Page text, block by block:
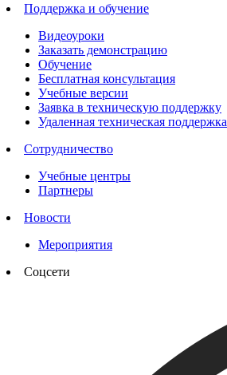
Поддержка и обучение
Видеоуроки
Заказать демонстрацию
Обучение
Бесплатная консультация
Учебные версии
Заявка в техническую поддержку
Удаленная техническая поддержка
Сотрудничество
Учебные центры
Партнеры
Новости
Мероприятия
Соцсети